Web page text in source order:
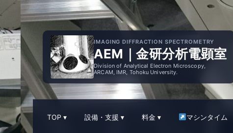
IMAGING DIFFRACTION SPECTROMETRY
AEM｜金研分析電顕室
Division of Analytical Electron Microscopy,
ARCAM, IMR, Tohoku University.
TOP 設備・支援 料金 マシンタイム